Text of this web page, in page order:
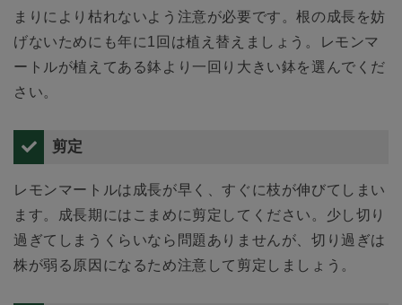
まりにより枯れないよう注意が必要です。根の成長を妨
げないためにも年に1回は植え替えましょう。レモンマ
ートルが植えてある鉢より一回り大きい鉢を選んでくだ
さい。
剪定
レモンマートルは成長が早く、すぐに枝が伸びてしまい
ます。成長期にはこまめに剪定してください。少し切り
過ぎてしまうくらいなら問題ありませんが、切り過ぎは
株が弱る原因になるため注意して剪定しましょう。